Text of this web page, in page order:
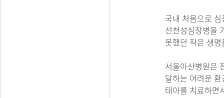
국내 처음으로
선천성심장병을
못했던 작은 생
서울아산병원은
달하는 어려운
태아를 치료하면